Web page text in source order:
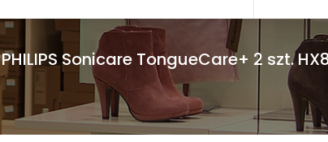
PHILIPS Sonicare TongueCare+ 2 szt.